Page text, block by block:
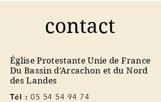
contact
Église Protestante Unie de France
Du Bassin d'Arcachon et du Nord
des Landes
Tél : 05 54 54 94 74